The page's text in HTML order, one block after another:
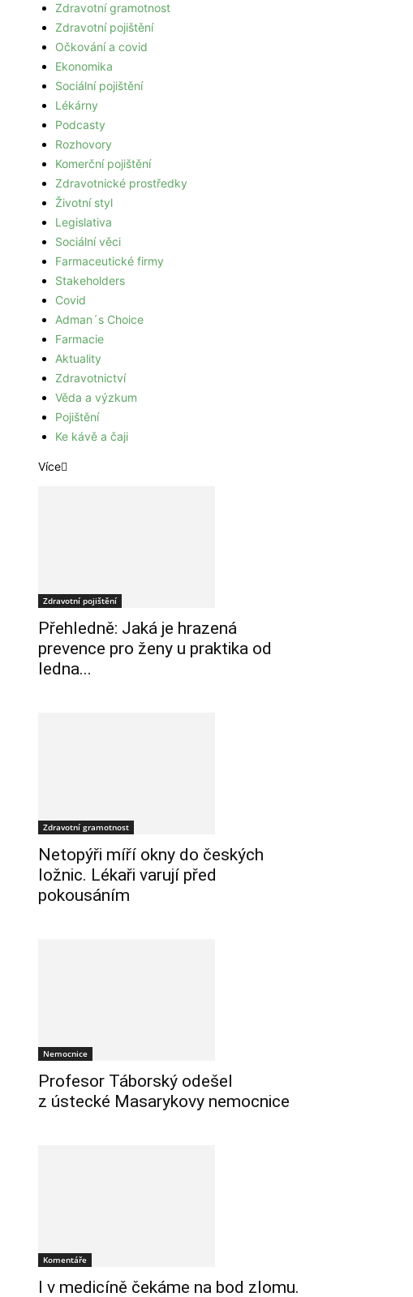
Zdravotní gramotnost
Zdravotní pojištění
Očkování a covid
Ekonomika
Sociální pojištění
Lékárny
Podcasty
Rozhovory
Komerční pojištění
Zdravotnické prostředky
Životní styl
Legislativa
Sociální věci
Farmaceutické firmy
Stakeholders
Covid
Adman´s Choice
Farmacie
Aktuality
Zdravotnictví
Věda a výzkum
Pojištění
Ke kávě a čaji
Více
Zdravotní pojištění
Přehledně: Jaká je hrazená
prevence pro ženy u praktika od
ledna...
Zdravotní gramotnost
Netopýři míří okny do českých
ložnic. Lékaři varují před
pokousáním
Nemocnice
Profesor Táborský odešel
z ústecké Masarykovy nemocnice
Komentáře
I v medicíně čekáme na bod zlomu.